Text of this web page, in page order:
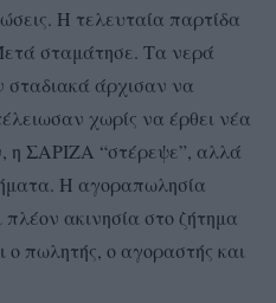
Η τελευταία παρτίδα
σταμάτησε. Τα νερά
άρχισαν να
χωρίς να έρθει νέα
η ΣΑΡΙΖΑ “στέρεψε”, αλλά
Η αγοραπωλησία
ακινησία στο ζήτημα
πωλητής, ο αγοραστής και